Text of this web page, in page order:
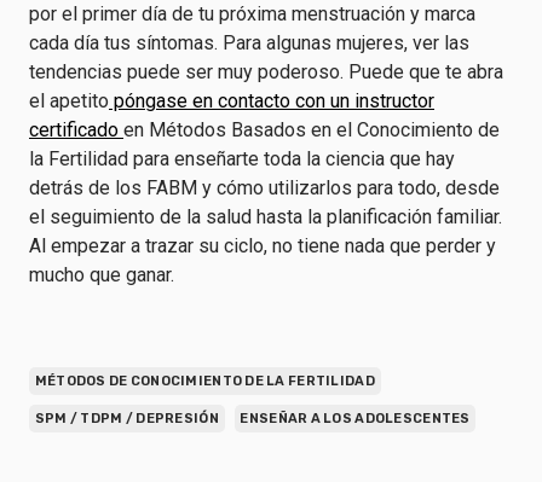
por el primer día de tu próxima menstruación y marca
cada día tus síntomas. Para algunas mujeres, ver las
tendencias puede ser muy poderoso. Puede que te abra
el apetito póngase en contacto con un instructor
certificado en Métodos Basados en el Conocimiento de
la Fertilidad para enseñarte toda la ciencia que hay
detrás de los FABM y cómo utilizarlos para todo, desde
el seguimiento de la salud hasta la planificación familiar.
Al empezar a trazar su ciclo, no tiene nada que perder y
mucho que ganar.
MÉTODOS DE CONOCIMIENTO DE LA FERTILIDAD
SPM / TDPM / DEPRESIÓN ENSEÑAR A LOS ADOLESCENTES